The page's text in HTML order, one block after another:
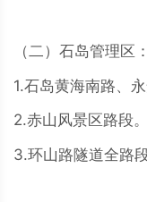
（二）石岛管理区：
1.石岛黄海南路、
2.赤山风景区路段。
3.环山路隧道全路段